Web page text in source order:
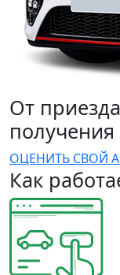
От
получения
ОЦЕНИТЬ СВОЙ
Как